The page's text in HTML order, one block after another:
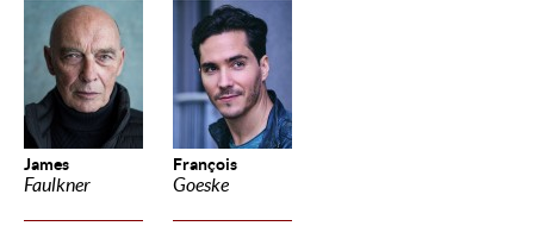
James
Faulkner
François
Goeske